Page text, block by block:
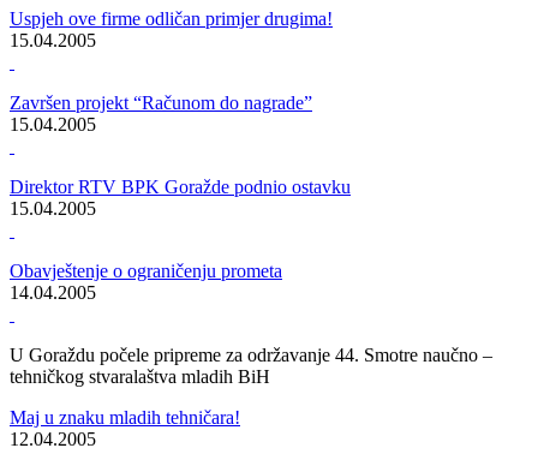
LOGORSKA VATRA I URANAK NA DRINI
30.04.2005
Uprava policije MUP-a Goražde dobila još dva nova vozila
Osposobljeni za sve prilike!